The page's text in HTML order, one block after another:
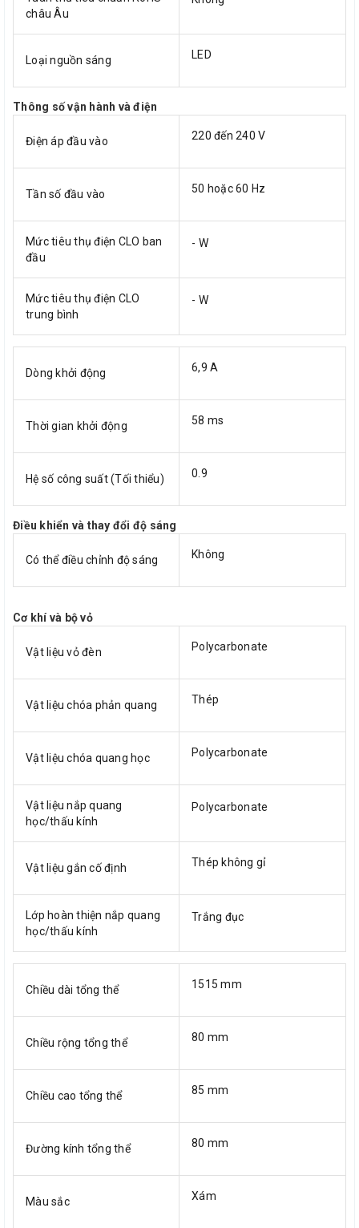
châu Âu
Loại nguồn sáng LED
Thông số vận hành và điện
Điện áp đầu vào 220 đến 240 V
Tần số đầu vào 50 hoặc 60 Hz
Mức tiêu thụ điện CLO ban
đầu
- W
Mức tiêu thụ điện CLO
trung bình
- W
Dòng khởi động 6,9 A
Thời gian khởi động 58 ms
Hệ số công suất (Tối thiểu) 0.9
Điều khiển và thay đổi độ sáng
Có thể điều chỉnh độ sáng Không
Cơ khí và bộ vỏ
Vật liệu vỏ đèn Polycarbonate
Vật liệu chóa phản quang Thép
Vật liệu chóa quang học Polycarbonate
Vật liệu nắp quang
học/thấu kính
Polycarbonate
Vật liệu gắn cố định Thép không gỉ
Lớp hoàn thiện nắp quang
học/thấu kính
Trắng đục
Chiều dài tổng thể 1515 mm
Chiều rộng tổng thể 80 mm
Chiều cao tổng thể 85 mm
Đường kính tổng thể 80 mm
Màu sắc Xám